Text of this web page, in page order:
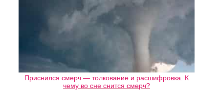
Приснился смерч — толкование и расшифровка. К
чему во сне снится смерч?